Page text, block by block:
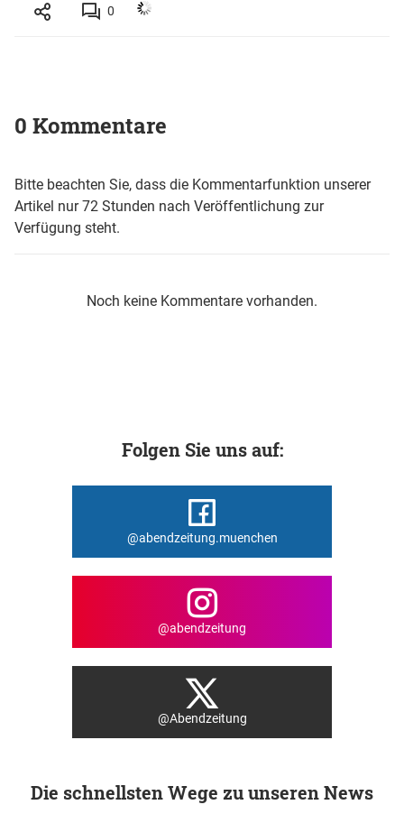
0
0 Kommentare
Bitte beachten Sie, dass die Kommentarfunktion unserer
Artikel nur 72 Stunden nach Veröffentlichung zur
Verfügung steht.
Noch keine Kommentare vorhanden.
Folgen Sie uns auf:
@abendzeitung.muenchen
@abendzeitung
@Abendzeitung
Die schnellsten Wege zu unseren News